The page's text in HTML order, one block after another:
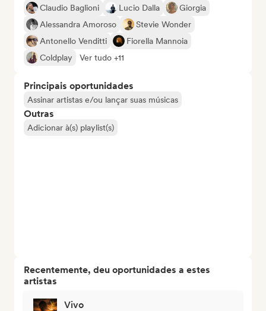
Claudio Baglioni Lucio Dalla
Giorgia
Alessandra Amoroso
Stevie Wonder
Antonello Venditti
Fiorella Mannoia
Coldplay
Ver tudo +11
Principais oportunidades
Assinar artistas e/ou lançar suas músicas
Outras
Adicionar à(s) playlist(s)
Recentemente, deu oportunidades a estes
artistas
Vivo